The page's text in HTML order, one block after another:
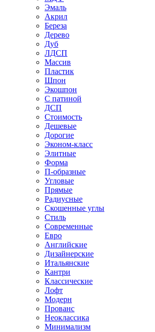
Эмаль
Акрил
Береза
Дерево
Дуб
ЛДСП
Массив
Пластик
Шпон
Экошпон
С патиной
ДСП
Стоимость
Дешевые
Дорогие
Эконом-класс
Элитные
Форма
П-образные
Угловые
Прямые
Радиусные
Скошенные углы
Стиль
Современные
Евро
Английские
Дизайнерские
Итальянские
Кантри
Классические
Лофт
Модерн
Прованс
Неоклассика
Минимализм